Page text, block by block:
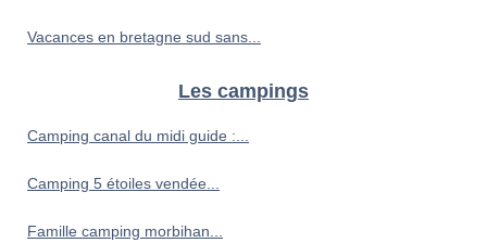
Vacances en bretagne sud sans...
Les campings
Camping canal du midi guide :...
Camping 5 étoiles vendée...
Famille camping morbihan...